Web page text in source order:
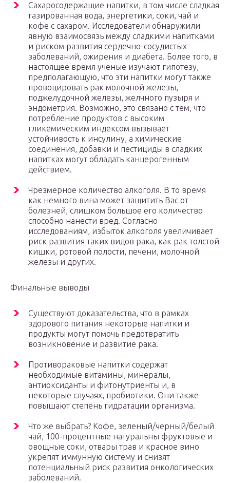
Сахаросодержащие напитки, в том числе сладкая
газированная вода, энергетики, соки, чай и
кофе с сахаром. Исследователи обнаружили
явную взаимосвязь между сладкими напитками
и риском развития сердечно-сосудистых
заболеваний, ожирения и диабета. Более того, в
настоящее время ученые изучают гипотезу,
предполагающую, что эти напитки могут также
провоцировать рак молочной железы,
поджелудочной железы, желчного пузыря и
эндометрия. Возможно, это связано с тем, что
потребление продуктов с высоким
гликемическим индексом вызывает
устойчивость к инсулину, а химические
соединения, добавки и пестициды в сладких
напитках могут обладать канцерогенным
действием.
Чрезмерное количество алкоголя. В то время
как немного вина может защитить Вас от
болезней, слишком большое его количество
способно нанести вред. Согласно
исследованиям, избыток алкоголя увеличивает
риск развития таких видов рака, как рак толстой
кишки, ротовой полости, печени, молочной
железы и других.
Финальные выводы
Существуют доказательства, что в рамках
здорового питания некоторые напитки и
продукты могут помочь предотвратить
возникновение и развитие рака.
Противораковые напитки содержат
необходимые витамины, минералы,
антиоксиданты и фитонутриенты и, в
некоторые случаях, пробиотики. Они также
повышают степень гидратации организма.
Что же выбрать? Кофе, зеленый/черный/белый
чай, 100-процентные натуральны фруктовые и
овощные соки, отвары трав и красное вино
укрепят иммунную систему и снизят
потенциальный риск развития онкологических
заболеваний.